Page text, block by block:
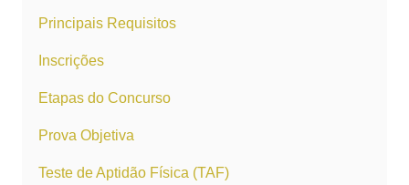
Principais Requisitos
Inscrições
Etapas do Concurso
Prova Objetiva
Teste de Aptidão Física (TAF)